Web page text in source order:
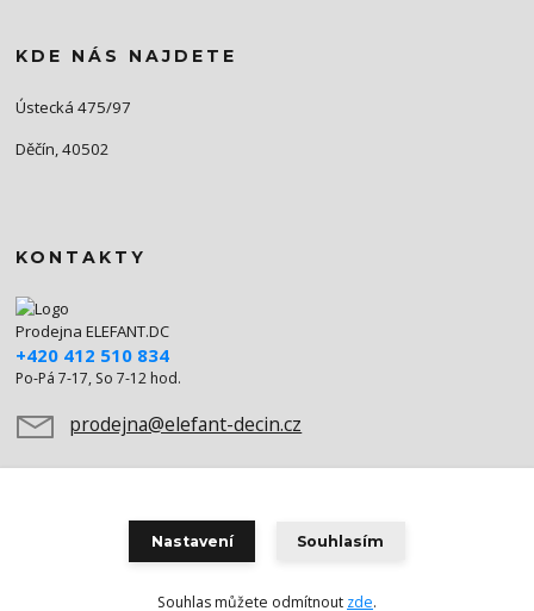
KDE NÁS NAJDETE
Ústecká 475/97
Děčín, 40502
KONTAKTY
Prodejna ELEFANT.DC
+420 412 510 834
Po-Pá 7-17, So 7-12 hod.
prodejna@elefant-decin.cz
Nastavení Souhlasím
Souhlas můžete odmítnout zde.